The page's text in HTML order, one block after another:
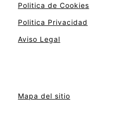
Politica de Cookies
Politica Privacidad
Aviso Legal
Mapa del sitio